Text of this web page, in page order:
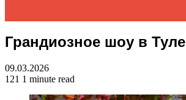
for
Грандиозное шоу в Туле
09.03.2026
121 1 minute read